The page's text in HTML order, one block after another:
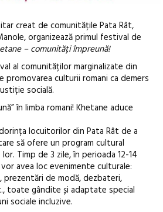
creat de comunitățile Pata Rât,
organizează primul festival de
– comunități împreună!
al comunităților marginalizate din
promovarea culturii romani ca demers
socială.
în limba romani! Khetane aduce
locuitorilor din Pata Rât de a
să ofere un program cultural
Timp de 3 zile, în perioada 12-14
avea loc evenimente culturale:
de modă, dezbateri,
toate gândite și adaptate special
sociale incluzive.